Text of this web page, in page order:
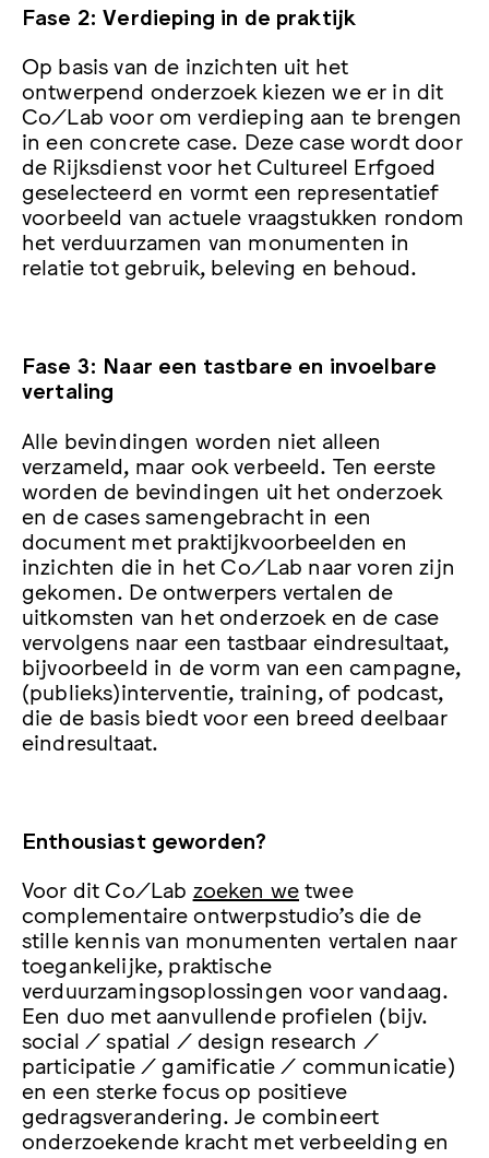
Fase 2: Verdieping in de praktijk
Op basis van de inzichten uit het
ontwerpend onderzoek kiezen we er in dit
Co/Lab voor om verdieping aan te brengen
in een concrete case. Deze case wordt door
de Rijksdienst voor het Cultureel Erfgoed
geselecteerd en vormt een representatief
voorbeeld van actuele vraagstukken rondom
het verduurzamen van monumenten in
relatie tot gebruik, beleving en behoud.
Fase 3: Naar een tastbare en invoelbare
vertaling
Alle bevindingen worden niet alleen
verzameld, maar ook verbeeld. Ten eerste
worden de bevindingen uit het onderzoek
en de cases samengebracht in een
document met praktijkvoorbeelden en
inzichten die in het Co/Lab naar voren zijn
gekomen. De ontwerpers vertalen de
uitkomsten van het onderzoek en de case
vervolgens naar een tastbaar eindresultaat,
bijvoorbeeld in de vorm van een campagne,
(publieks)interventie, training, of podcast,
die de basis biedt voor een breed deelbaar
eindresultaat.
Enthousiast geworden?
Voor dit Co/Lab zoeken we twee
complementaire ontwerpstudio’s die de
stille kennis van monumenten vertalen naar
toegankelijke, praktische
verduurzamingsoplossingen voor vandaag.
Een duo met aanvullende profielen (bijv.
social / spatial / design research /
participatie / gamificatie / communicatie)
en een sterke focus op positieve
gedragsverandering. Je combineert
onderzoekende kracht met verbeelding en